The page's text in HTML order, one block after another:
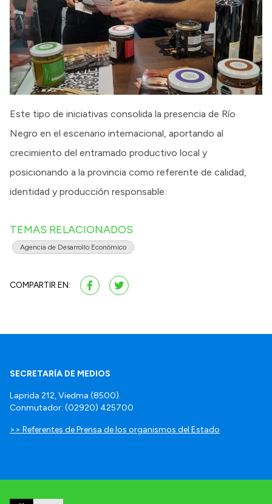
Este tipo de iniciativas consolida la presencia de Río
Negro en el escenario internacional, aportando al
crecimiento del entramado productivo local y
posicionando a la provincia como referente de calidad,
identidad y producción responsable.
TEMAS RELACIONADOS
Agencia de Desarrollo Económico
COMPARTIR EN:
SECRETARÍA DE MEDIOS
Laprida 212, Viedma (8500).
Conmutador: (02920) 425700
>> Referentes de Prensa de los organismos del Estado